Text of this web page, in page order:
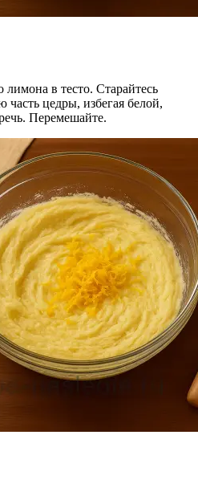
лимона в тесто. Старайтесь
часть цедры, избегая белой,
Перемешайте.